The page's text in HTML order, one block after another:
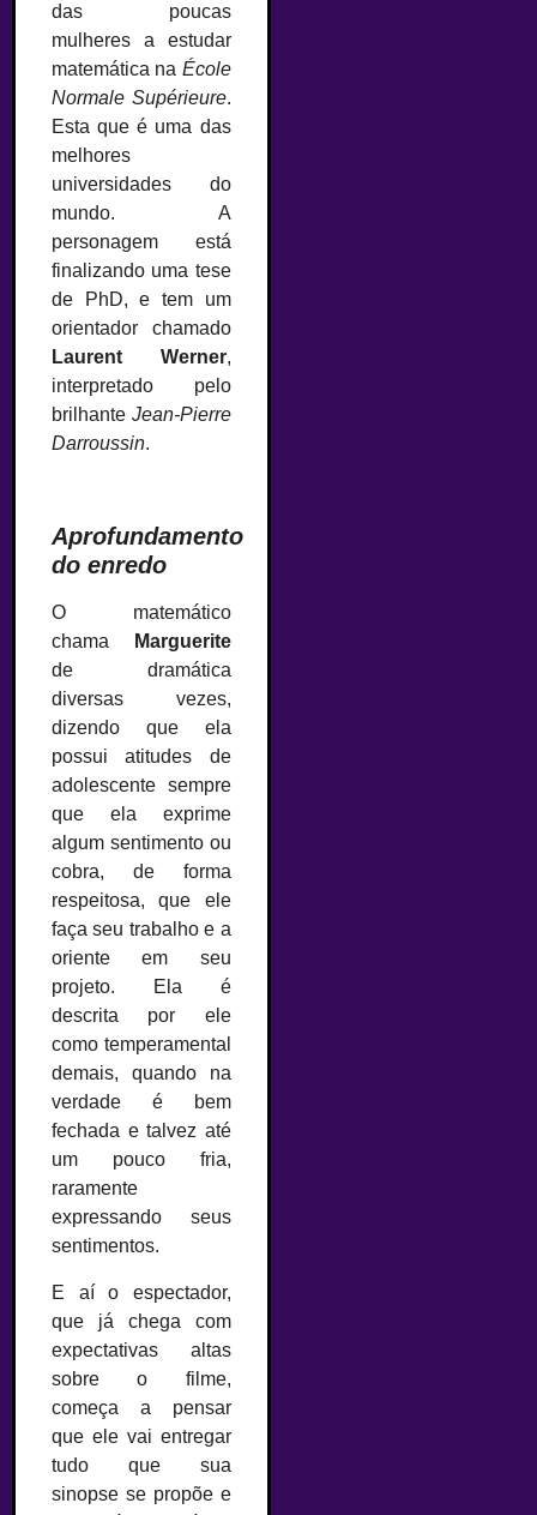
das poucas
mulheres a estudar
matemática na École
Normale Supérieure.
Esta que é uma das
melhores
universidades do
mundo. A
personagem está
finalizando uma tese
de PhD, e tem um
orientador chamado
Laurent Werner,
interpretado pelo
brilhante Jean-Pierre
Darroussin.
Aprofundamento
do enredo
O matemático
chama
Marguerite
de dramática
diversas vezes,
dizendo que ela
possui atitudes de
adolescente sempre
que ela exprime
algum sentimento ou
cobra, de forma
respeitosa, que ele
faça seu trabalho e a
oriente em seu
projeto. Ela é
descrita por ele
como temperamental
demais, quando na
verdade é bem
fechada e talvez até
um pouco fria,
raramente
expressando seus
sentimentos.
E aí o espectador,
que já chega com
expectativas altas
sobre o filme,
começa a pensar
que ele vai entregar
tudo que sua
sinopse se propõe e